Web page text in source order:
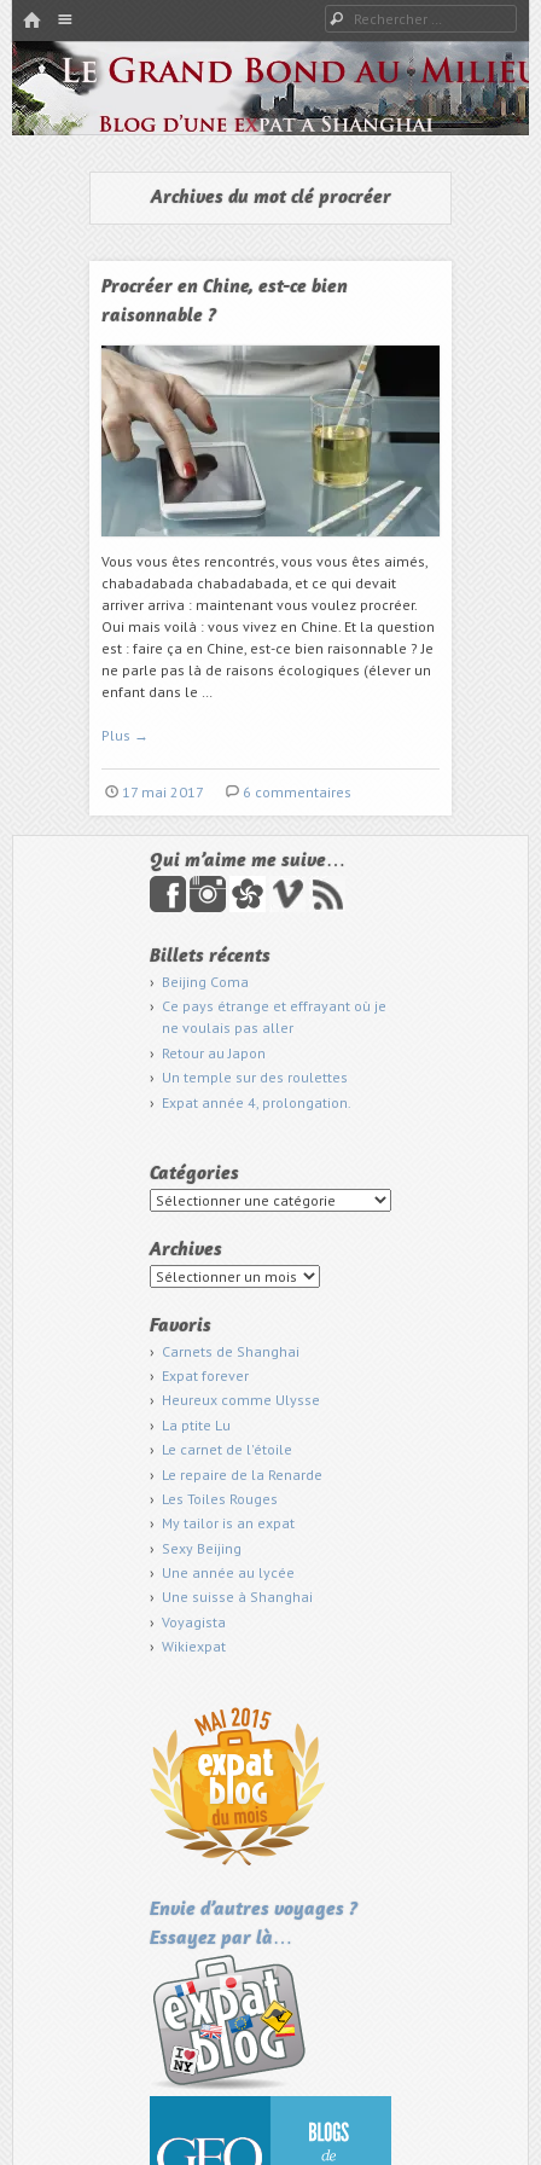
HOME
PASSER AU CONTENU
Rechercher
Le Grand Bond Au Milieu
Expat à Shanghai en famille – Vivre en Chine – Blog
Archives du mot clé procréer
Procréer en Chine, est-ce bien
raisonnable ?
Vous vous êtes rencontrés, vous vous êtes aimés,
chabadabada chabadabada, et ce qui devait
arriver arriva : maintenant vous voulez procréer.
Oui mais voilà : vous vivez en Chine. Et la question
est : faire ça en Chine, est-ce bien raisonnable ? Je
ne parle pas là de raisons écologiques (élever un
enfant dans le …
Plus →
17 mai 2017 6 commentaires
Qui m’aime me suive…
Billets récents
Beijing Coma
Ce pays étrange et effrayant où je
ne voulais pas aller
Retour au Japon
Un temple sur des roulettes
Expat année 4, prolongation.
Catégories
Catégories
Archives
Archives
Favoris
Carnets de Shanghai
Expat forever
Heureux comme Ulysse
La ptite Lu
Le carnet de l'étoile
Le repaire de la Renarde
Les Toiles Rouges
My tailor is an expat
Sexy Beijing
Une année au lycée
Une suisse à Shanghai
Voyagista
Wikiexpat
Envie d’autres voyages ?
Essayez par là…